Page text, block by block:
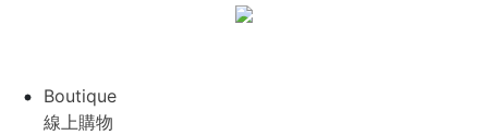
Boutique
線上購物